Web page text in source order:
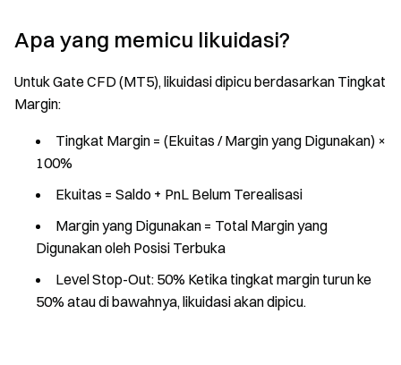
Apa yang memicu likuidasi?
Untuk Gate CFD (MT5), likuidasi dipicu berdasarkan Tingkat
Margin:
Tingkat Margin = (Ekuitas / Margin yang Digunakan) ×
100%
Ekuitas = Saldo + PnL Belum Terealisasi
Margin yang Digunakan = Total Margin yang
Digunakan oleh Posisi Terbuka
Level Stop-Out: 50% Ketika tingkat margin turun ke
50% atau di bawahnya, likuidasi akan dipicu.